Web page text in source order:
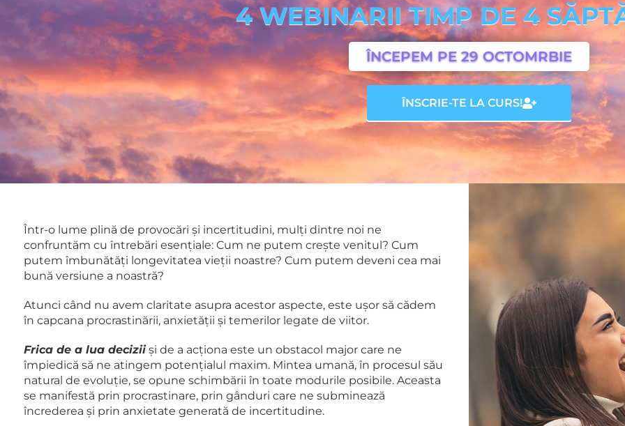
4 WEBINARII TIMP DE 4
ÎNCEPEM PE 29 OCTOMRBIE
ÎNSCRIE-TE LA CURS!
Într-o lume plină de provocări și incertitudini, mulți dintre noi ne
confruntăm cu întrebări esențiale: Cum ne putem crește venitul? Cum
putem îmbunătăți longevitatea vieții noastre? Cum putem deveni cea mai
bună versiune a noastră?
Atunci când nu avem claritate asupra acestor aspecte, este ușor să cădem
în capcana procrastinării, anxietății și temerilor legate de viitor.
Frica de a lua deciziiși de a acționa este un obstacol major care ne
împiedică să ne atingem potențialul maxim. Mintea umană, în procesul său
natural de evoluție, se opune schimbării în toate modurile posibile. Aceasta
se manifestă prin procrastinare, prin gânduri care ne subminează
încrederea și prin anxietate generată de incertitudine.